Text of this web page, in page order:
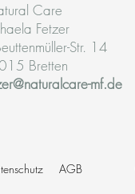
Care
Fetzer
Str. 14
Bretten
mf.de
AGB